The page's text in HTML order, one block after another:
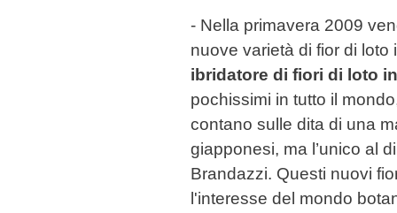
- Nella primavera 2009
nuove varietà di fior di
ibridatore di fiori di loto
pochissimi in tutto il
contano sulle dita di una
giapponesi, ma l’unico al
Brandazzi. Questi nuovi
l'interesse del mondo